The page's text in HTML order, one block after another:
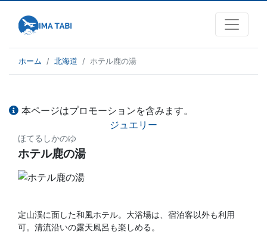
ホーム 北海道 ホテル鹿の湯
本ページはプロモーションを含みます。
ジュエリー
ほてるしかのゆ
ホテル鹿の湯
定山渓に面した和風ホテル。大浴場は、宿泊客以外も利用
可。清流沿いの露天風呂も楽しめる。